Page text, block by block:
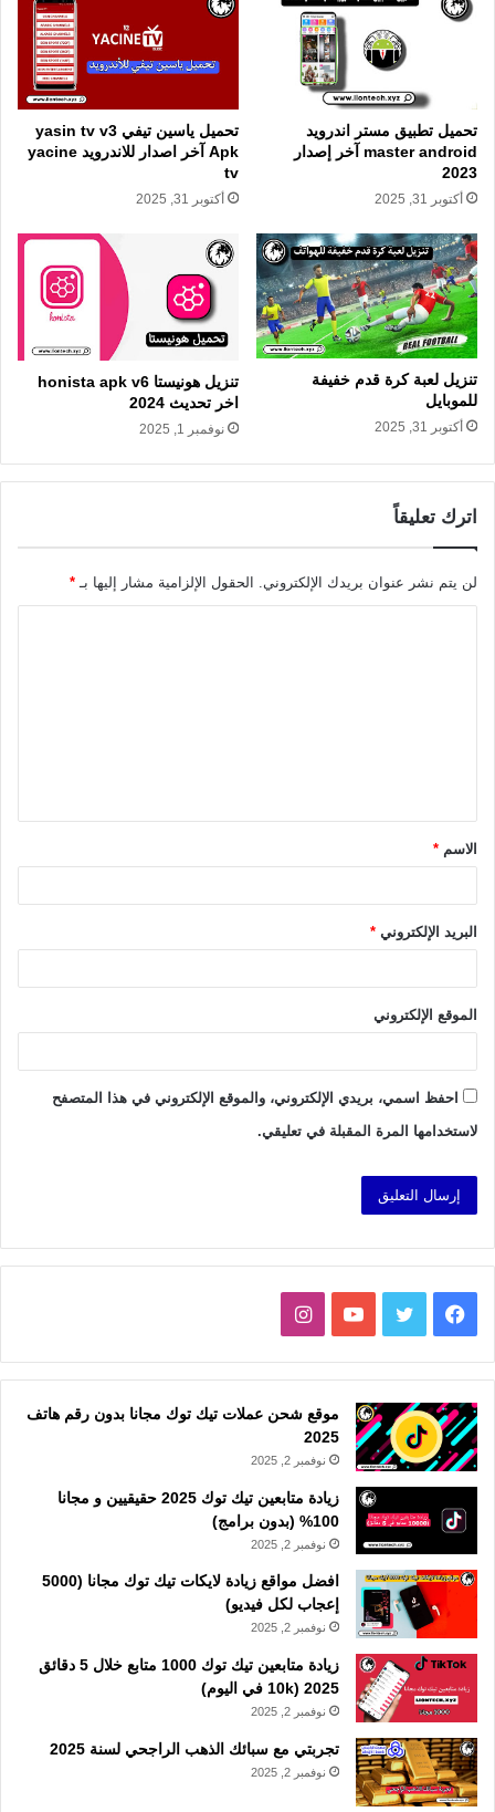
تحميل تطبيق مستر اندرويد
master android آخر إصدار
2023
أكتوبر 31, 2025
تحميل ياسين تيفي yasin tv v3
Apk آخر اصدار للاندرويد yacine
tv
أكتوبر 31, 2025
تنزيل لعبة كرة قدم خفيفة
للموبايل
أكتوبر 31, 2025
تنزيل هونيستا honista apk v6
اخر تحديث 2024
نوفمبر 1, 2025
اترك تعليقاً
لن يتم نشر عنوان بريدك الإلكتروني. الحقول الإلزامية مشار إليها بـ *
ق
*الاسم *
البريد الإلكتروني *
الموقع الإلكتروني
احفظ اسمي، بريدي الإلكتروني، والموقع الإلكتروني في هذا المتصفح
لاستخدامها المرة المقبلة في تعليقي.
فيسبوك تويتر يوتيوبانستقرام
موقع شحن عملات تيك توك مجانا بدون رقم هاتف
2025
نوفمبر 2, 2025
زيادة متابعين تيك توك 2025 حقيقيين و مجانا
100% (بدون برامج)
نوفمبر 2, 2025
افضل مواقع زيادة لايكات تيك توك مجانا (5000
إعجاب لكل فيديو)
نوفمبر 2, 2025
زيادة متابعين تيك توك 1000 متابع خلال 5 دقائق
2025 (10k في اليوم)
نوفمبر 2, 2025
تجربتي مع سبائك الذهب الراجحي لسنة 2025
نوفمبر 2, 2025